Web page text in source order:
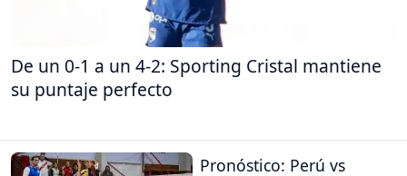
De un 0-1 a un 4-2: Sporting Cristal mantiene
su puntaje perfecto
Pronóstico: Perú vs